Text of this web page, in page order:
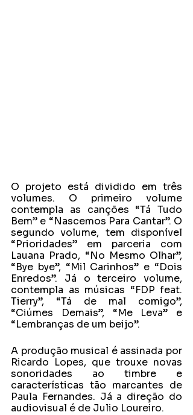
O projeto está dividido em três
volumes. O primeiro volume
contempla as canções “Tá Tudo
Bem” e “Nascemos Para Cantar”. O
segundo volume, tem disponível
“Prioridades” em parceria com
Lauana Prado, “No Mesmo Olhar”,
“Bye bye”, “Mil Carinhos” e “Dois
Enredos”. Já o terceiro volume,
contempla as músicas “FDP feat.
Tierry”, “Tá de mal comigo”,
“Ciúmes Demais”, “Me Leva” e
“Lembranças de um beijo”.
A produção musical é assinada por
Ricardo Lopes, que trouxe novas
sonoridades ao timbre e
características tão marcantes de
Paula Fernandes. Já a direção do
audiovisual é de Julio Loureiro.